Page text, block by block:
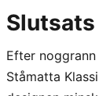
Slutsats
Efter
Ståmatta